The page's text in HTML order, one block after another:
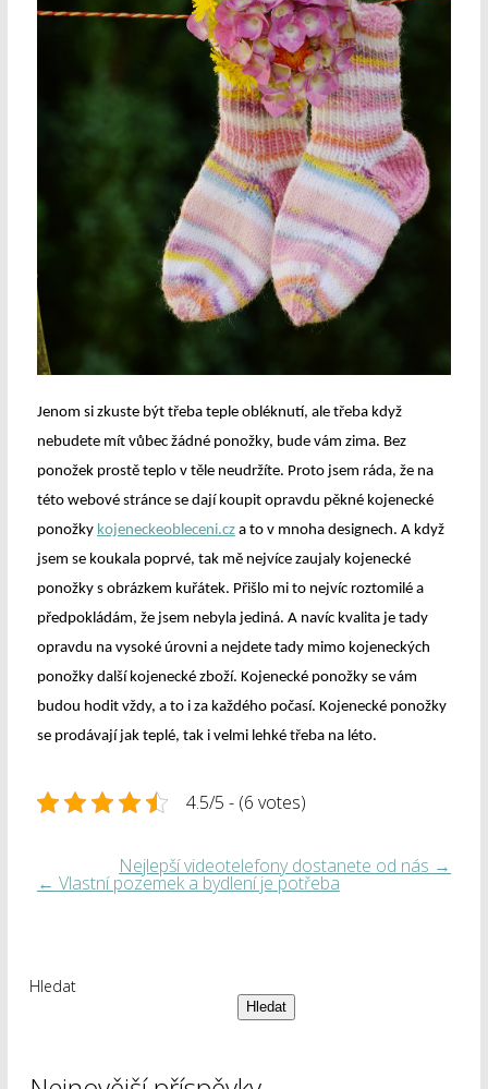
Jenom si zkuste být třeba teple obléknutí, ale třeba když
nebudete mít vůbec žádné ponožky, bude vám zima. Bez
ponožek prostě teplo v těle neudržíte. Proto jsem ráda, že na
této webové stránce se dají koupit opravdu pěkné kojenecké
ponožky kojeneckeobleceni.cza to v mnoha designech. A když
jsem se koukala poprvé, tak mě nejvíce zaujaly kojenecké
ponožky s obrázkem kuřátek. Přišlo mi to nejvíc roztomilé a
předpokládám, že jsem nebyla jediná. A navíc kvalita je tady
opravdu na vysoké úrovni a nejdete tady mimo kojeneckých
ponožky další kojenecké zboží. Kojenecké ponožky se vám
budou hodit vždy, a to i za každého počasí. Kojenecké ponožky
se prodávají jak teplé, tak i velmi lehké třeba na léto.
4.5/5 - (6 votes)
Nejlepší videotelefony dostanete od nás →
← Vlastní pozemek a bydlení je potřeba
Hledat
Hledat